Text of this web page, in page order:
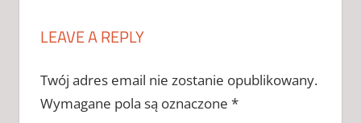
MANAGER
KLUCZ DO
FOOTBALL
MANAGER
LEAVE A REPLY
Twój adres email nie zostanie opublikowany.
Wymagane pola są oznaczone *